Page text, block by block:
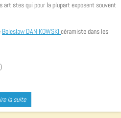
artistes qui pour la plupart exposent souvent
Boleslaw DANIKOWSKI céramiste dans les
la suite